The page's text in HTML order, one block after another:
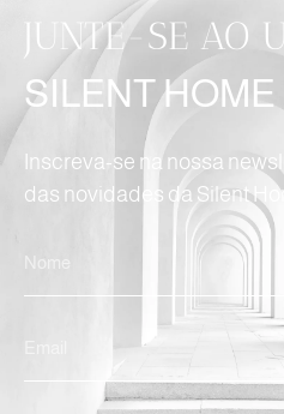
JUNTE-SE AO
SILENT HOME
Inscreva-se na nossa
das novidades da Silent